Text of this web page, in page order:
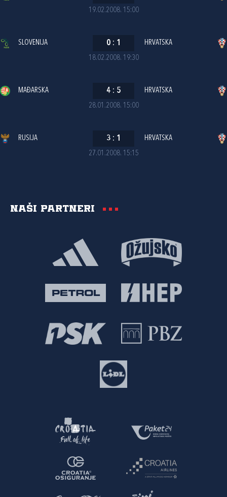
19.02.2008. 15:00
18.02.2008. 19:30
SLOVENIJA 0 : 1 HRVATSKA
28.01.2008. 15:00
MAĐARSKA 4 : 5 HRVATSKA
27.01.2008. 15:15
RUSIJA 3 : 1 HRVATSKA
Naši partneri